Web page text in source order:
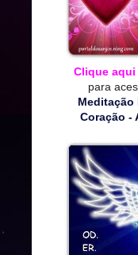
Clique aqui
para
Meditação
Coração -